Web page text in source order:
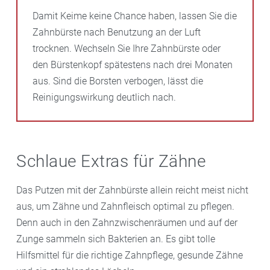
außerdem über eine Massage-Funktion, die helfen
kann, gereiztes oder empfindliches Zahnfleisch zu
pflegen. Wichtig zu beachten ist, dass die
Munddusche keine Alternative zur Zahnbürste,
sondern eine Ergänzung ist.
Damit Keime keine Chance haben, lassen Sie die
Zahnbürste nach Benutzung an der Luft
trocknen. Wechseln Sie Ihre Zahnbürste oder
den Bürstenkopf spätestens nach drei Monaten
aus. Sind die Borsten verbogen, lässt die
Reinigungswirkung deutlich nach.
Schlaue Extras für Zähne
Das Putzen mit der Zahnbürste allein reicht meist nicht
aus, um Zähne und Zahnfleisch optimal zu pflegen.
Denn auch in den Zahnzwischenräumen und auf der
Zunge sammeln sich Bakterien an. Es gibt tolle
Hilfsmittel für die richtige Zahnpflege, gesunde Zähne